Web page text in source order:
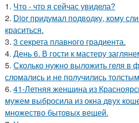
1. Что - что я сейчас увидела?
2. Dior придумал подводку, кому
краситься.
3. 3 секрета плавного градиента.
4. День 6. В гости к мастеру
5. Сколько нужно выложить геля в
сломались и не получились
6. 41-Летняя женщина из
мужем выбросила из окна двух
множество бытовых вещей.